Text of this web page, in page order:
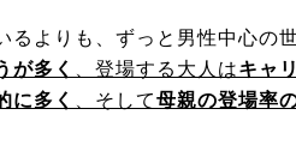
よりも、ずっと男性中心の世
が多く 、登場する大人はキャ
に多く
、そして母親の登場率